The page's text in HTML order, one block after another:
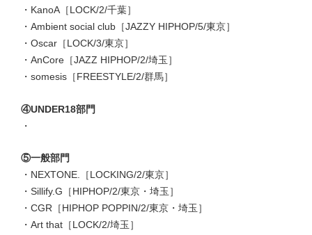
・KanoA［LOCK/2/千葉］
・Ambient social club［JAZZY HIPHOP/5/東京］
・Oscar［LOCK/3/東京］
・AnCore［JAZZ HIPHOP/2/埼玉］
・somesis［FREESTYLE/2/群馬］
④UNDER18部門
・
⑤一般部門
・NEXTONE.［LOCKING/2/東京］
・Sillify.G［HIPHOP/2/東京・埼玉］
・CGR［HIPHOP POPPIN/2/東京・埼玉］
・Art that［LOCK/2/埼玉］